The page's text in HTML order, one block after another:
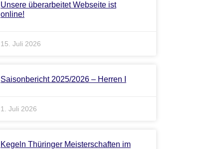
Unsere überarbeitet Webseite ist
online!
15. Juli 2026
Saisonbericht 2025/2026 – Herren I
1. Juli 2026
Kegeln Thüringer Meisterschaften im